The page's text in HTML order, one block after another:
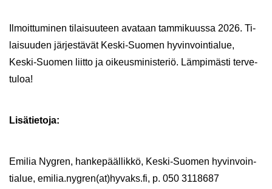
Il­moit­tu­mi­nen ti­lai­suu­teen ava­taan tam­mi­kuus­sa 2026. Ti­
lai­suu­den jär­jes­tä­vät Keski-​Suomen hy­vin­voin­tia­lue,
Keski-​Suomen liit­to ja oi­keus­mi­nis­te­riö. Läm­pi­mäs­ti ter­ve­
tu­loa!
Li­sä­tie­to­ja:
Emi­lia Nygren, han­ke­pääl­lik­kö, Keski-​Suomen hy­vin­voin­
tia­lue, emi­lia.nygren(at)hy­vaks.fi, p. 050 3118687